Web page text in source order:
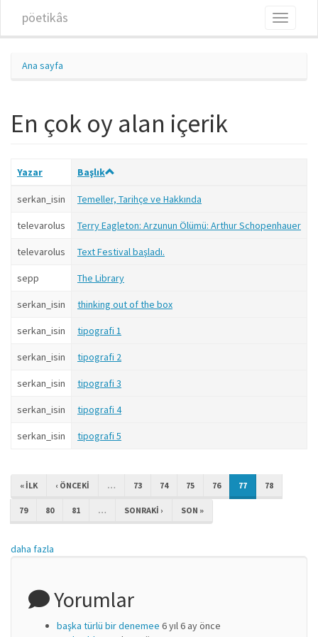
pöetikâs
Toggle
Ana sayfa
En çok oy alan içerik
Yazar Başlık
serkan_isin Temeller, Tarihçe ve Hakkında
televarolus Terry Eagleton: Arzunun Ölümü: Arthur Schopenhauer
televarolus Text Festival başladı.
sepp The Library
serkan_isin thinking out of the box
serkan_isin tipografi 1
serkan_isin tipografi 2
serkan_isin tipografi 3
serkan_isin tipografi 4
serkan_isin tipografi 5
« ILK ‹ ÖNCEKI … 73 74 75 76 77 78
79 80 81 … SONRAKI › SON »
daha fazla
Yorumlar
başka türlü bir denemee 6 yıl 6 ay önce